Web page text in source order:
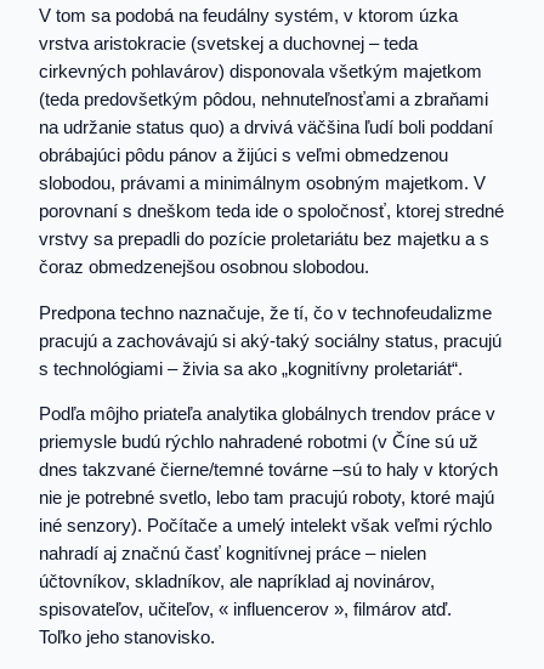
V tom sa podobá na feudálny systém, v ktorom úzka
vrstva aristokracie (svetskej a duchovnej – teda
cirkevných pohlavárov) disponovala všetkým majetkom
(teda predovšetkým pôdou, nehnuteľnosťami a zbraňami
na udržanie status quo) a drvivá väčšina ľudí boli poddaní
obrábajúci pôdu pánov a žijúci s veľmi obmedzenou
slobodou, právami a minimálnym osobným majetkom. V
porovnaní s dneškom teda ide o spoločnosť, ktorej stredné
vrstvy sa prepadli do pozície proletariátu bez majetku a s
čoraz obmedzenejšou osobnou slobodou.
Predpona techno naznačuje, že tí, čo v technofeudalizme
pracujú a zachovávajú si aký-taký sociálny status, pracujú
s technológiami – živia sa ako „kognitívny proletariát“.
Podľa môjho priateľa analytika globálnych trendov práce v
priemysle budú rýchlo nahradené robotmi (v Číne sú už
dnes takzvané čierne/temné továrne –sú to haly v ktorých
nie je potrebné svetlo, lebo tam pracujú roboty, ktoré majú
iné senzory). Počítače a umelý intelekt však veľmi rýchlo
nahradí aj značnú časť kognitívnej práce – nielen
účtovníkov, skladníkov, ale napríklad aj novinárov,
spisovateľov, učiteľov, « influencerov », filmárov atď.
Toľko jeho stanovisko.